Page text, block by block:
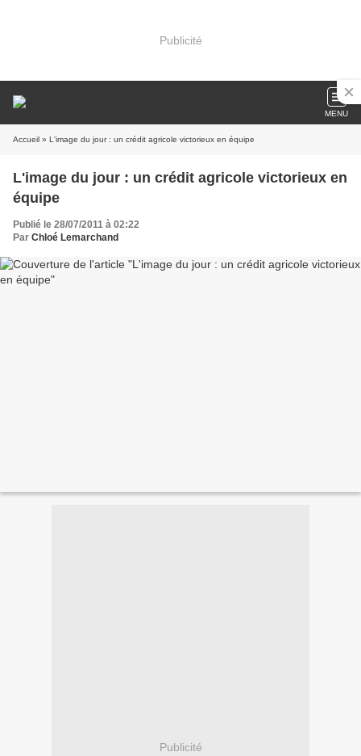
Publicité
MENU
Accueil » L'image du jour : un crédit agricole victorieux en équipe
L'image du jour : un crédit agricole victorieux en
équipe
Publié le 28/07/2011 à 02:22
Par Chloé Lemarchand
Publicité